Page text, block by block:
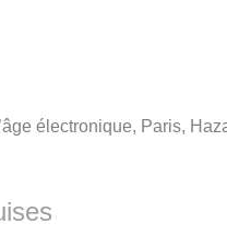
électronique, Paris,